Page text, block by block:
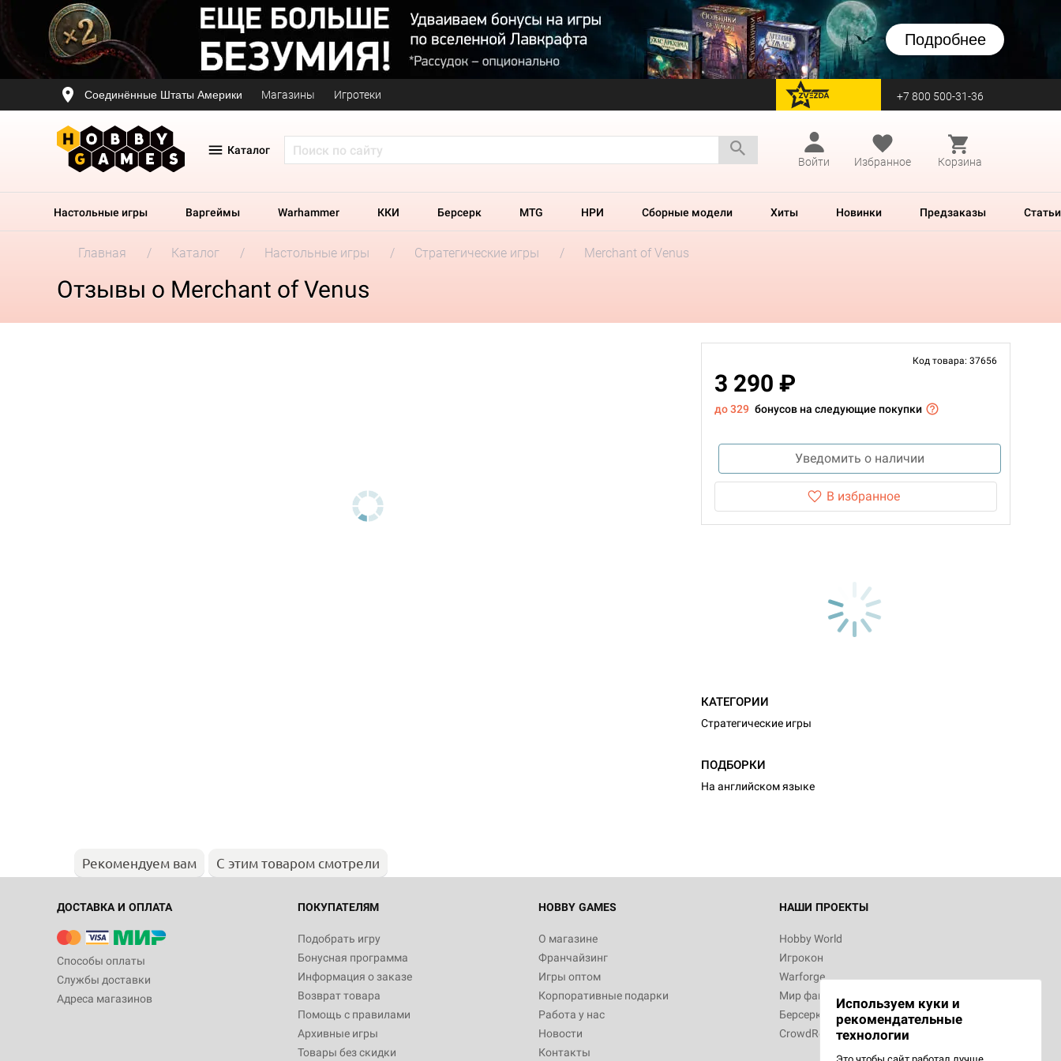
Подробнее
Соединённые Штаты Америки Магазины Игротеки перейти на Zvezda +7 800 500-31-36
Каталог
Войти
Избранное Корзина
Настольные игры Варгеймы Warhammer ККИ Берсерк MTG НРИ Сборные модели Хиты Новинки Предзаказы Статьи
Главная Каталог Настольные игры Стратегические игры Merchant of Venus
Отзывы о Merchant of Venus
Код товара: 37656
3 290 ₽
до 329 бонусов на следующие покупки
Уведомить о наличии
В избранное
КАТЕГОРИИ
Стратегические игры
ПОДБОРКИ
На английском языке
Рекомендуем вам С этим товаром смотрели
ДОСТАВКА И ОПЛАТА
Способы оплаты
Службы доставки
Адреса магазинов
ПОКУПАТЕЛЯМ
Подобрать игру
Бонусная программа
Информация о заказе
Возврат товара
Помощь с правилами
Архивные игры
Товары без скидки
HOBBY GAMES
О магазине
Франчайзинг
Игры оптом
Корпоративные подарки
Работа у нас
Новости
Контакты
НАШИ ПРОЕКТЫ
Hobby World
Игрокон
Warforge
Мир фантастики
Берсерк
CrowdRepublic
Используем куки и
рекомендательные
технологии